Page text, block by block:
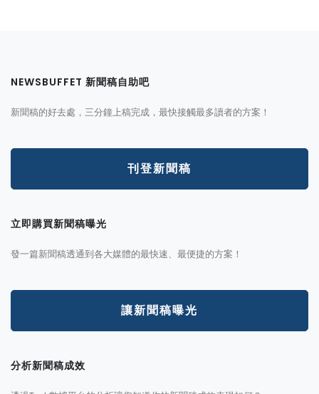
NEWSBUFFET 新聞稿自助吧
新聞稿的好去處，三分鐘上稿完成，最快接觸最多讀者的方案！
刊登新聞稿
立即購買新聞稿曝光
發一篇新聞稿透通到各大媒體的最快速、最便捷的方案！
讓新聞稿曝光
分析新聞稿成效